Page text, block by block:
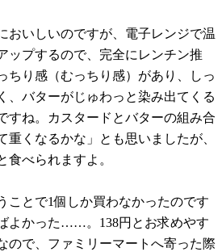
おいしいのですが、電子レンジで温
ップするので、完全にレンチン推
ちり感（むっちり感）があり、しっ
、バターがじゅわっと染み出てくる
すね。カスタードとバターの組み合
重くなるかな」とも思いましたが、
食べられますよ。
ことで1個しか買わなかったのです
よかった……。138円とお求めやす
ので、ファミリーマートへ寄った際